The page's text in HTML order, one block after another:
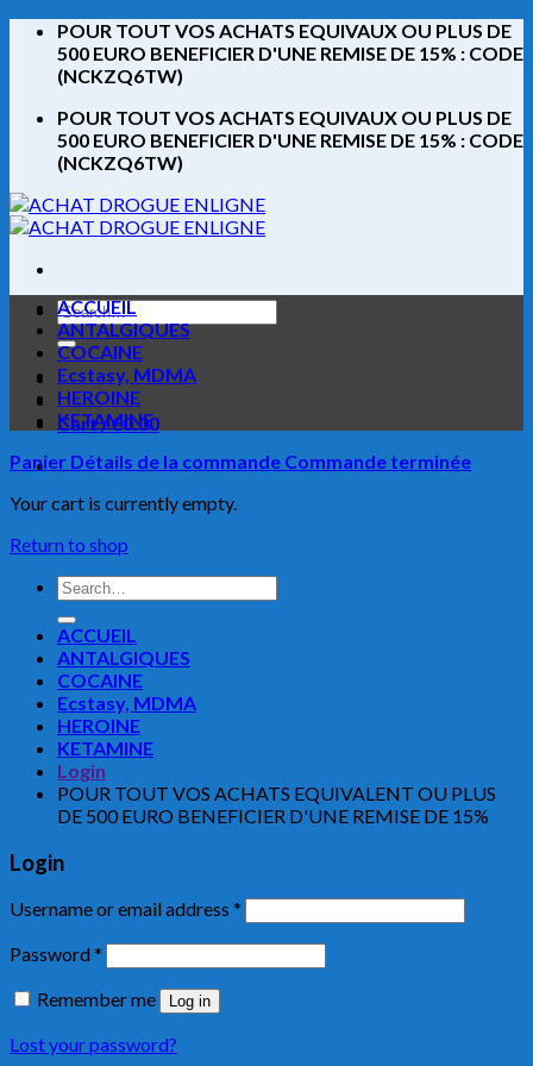
Skip
content
POUR TOUT VOS ACHATS EQUIVAUX OU PLUS DE
500 EURO BENEFICIER D'UNE REMISE DE 15% : CODE
(NCKZQ6TW)
POUR TOUT VOS ACHATS EQUIVAUX OU PLUS DE
500 EURO BENEFICIER D'UNE REMISE DE 15% : CODE
(NCKZQ6TW)
Search
for:
Cart /€0.00
ACCUEIL
ANTALGIQUES
COCAINE
Ecstasy, MDMA
HEROINE
KETAMINE
Panier Détails de la commande Commande terminée
Your cart is currently empty.
Return to shop
Search
for:
ACCUEIL
ANTALGIQUES
COCAINE
Ecstasy, MDMA
HEROINE
KETAMINE
Login
POUR TOUT VOS ACHATS EQUIVALENT OU PLUS
DE 500 EURO BENEFICIER D'UNE REMISE DE 15%
Login
Username or email address *
Password*
Remember me
Log in
Lost your password?